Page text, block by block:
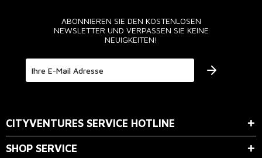
ABONNIEREN SIE DEN KOSTENLOSEN
NEWSLETTER UND VERPASSEN SIE KEINE
NEUIGKEITEN!
CITYVENTURES SERVICE HOTLINE
SHOP SERVICE